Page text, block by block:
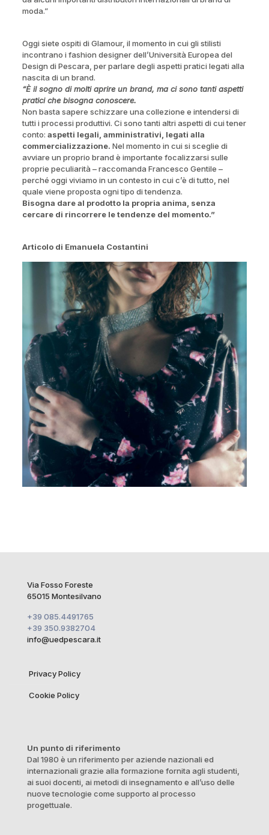
moda.”
Oggi siete ospiti di Glamour, il momento in cui gli stilisti
incontrano i fashion designer dell’Università Europea del
Design di Pescara, per parlare degli aspetti pratici legati alla
nascita di un brand.
“È il sogno di molti aprire un brand, ma ci sono tanti aspetti
pratici che bisogna conoscere.
Non basta sapere schizzare una collezione e intendersi di
tutti i processi produttivi. Ci sono tanti altri aspetti di cui tener
conto: aspetti legali, amministrativi, legati alla
commercializzazione. Nel momento in cui si sceglie di
avviare un proprio brand è importante focalizzarsi sulle
proprie peculiarità – raccomanda Francesco Gentile –
perché oggi viviamo in un contesto in cui c’è di tutto, nel
quale viene proposta ogni tipo di tendenza.
Bisogna dare al prodotto la propria anima, senza
cercare di rincorrere le tendenze del momento.”
Articolo di Emanuela Costantini
Via Fosso Foreste
65015 Montesilvano
+39 085.4491765
+39 350.9382704
info@uedpescara.it
Privacy Policy
Cookie Policy
Un punto di riferimento
Dal 1980 è un riferimento per aziende nazionali ed
internazionali grazie alla formazione fornita agli studenti,
ai suoi docenti, ai metodi di insegnamento e all’uso delle
nuove tecnologie come supporto al processo
progettuale.